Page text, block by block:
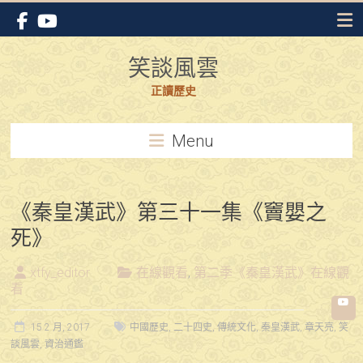
Skip
content
笑談風雲
正讀歷史
Menu
《秦皇漢武》第三十一集《竇嬰之
死》
xtfy_editor 在線觀看, 第二季《秦皇漢武》在線觀
看
15 2 月, 2017 中國歷史,二十四史,傳統文化,秦皇漢武,章天亮, 笑
談風雲,資治通鑑